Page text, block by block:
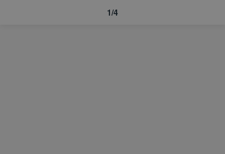
1/4